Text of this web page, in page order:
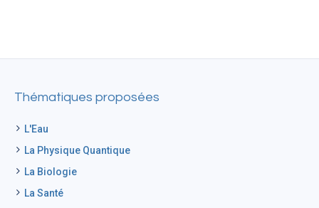
Thématiques proposées
L'Eau
La Physique Quantique
La Biologie
La Santé